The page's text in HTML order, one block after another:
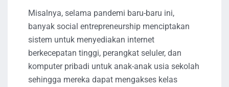
Misalnya, selama pandemi baru-baru ini,
banyak social entrepreneurship menciptakan
sistem untuk menyediakan internet
berkecepatan tinggi, perangkat seluler, dan
komputer pribadi untuk anak-anak usia sekolah
sehingga mereka dapat mengakses kelas